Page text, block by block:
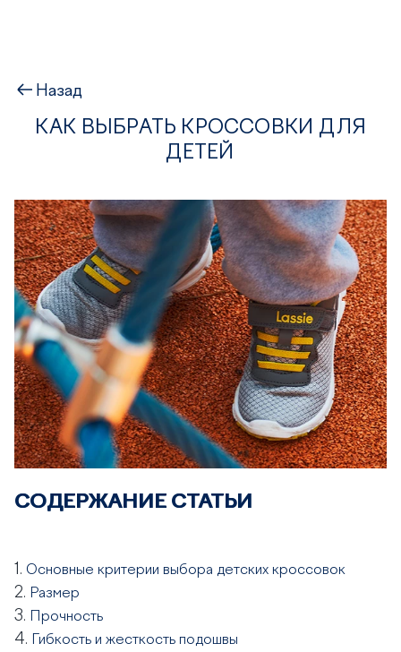
Назад
КАК ВЫБРАТЬ КРОССОВКИ ДЛЯ
ДЕТЕЙ
СОДЕРЖАНИЕ СТАТЬИ
1. Основные критерии выбора детских кроссовок
2. Размер
3. Прочность
4. Гибкость и жесткость подошвы